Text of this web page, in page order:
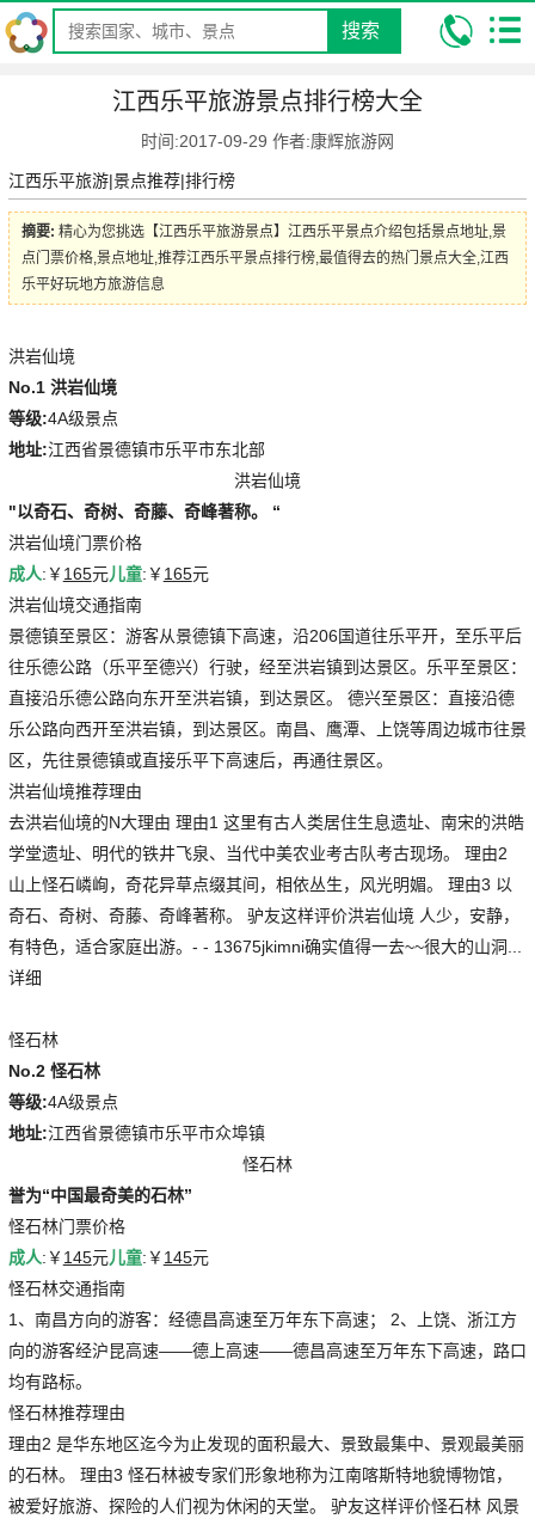
搜索
江西乐平旅游景点排行榜大全
时间:2017-09-29 作者:康辉旅游网
江西乐平旅游|景点推荐|排行榜
摘要: 精心为您挑选【江西乐平旅游景点】江西乐平景点介绍包括景点地址,景
点门票价格,景点地址,推荐江西乐平景点排行榜,最值得去的热门景点大全,江西
乐平好玩地方旅游信息
洪岩仙境
No.1 洪岩仙境
等级:4A级景点
地址:江西省景德镇市乐平市东北部
洪岩仙境
"以奇石、奇树、奇藤、奇峰著称。 “
洪岩仙境门票价格
成人:￥ 165元儿童:￥ 165元
洪岩仙境交通指南
景德镇至景区：游客从景德镇下高速，沿206国道往乐平开，至乐平后
往乐德公路（乐平至德兴）行驶，经至洪岩镇到达景区。乐平至景区：
直接沿乐德公路向东开至洪岩镇，到达景区。 德兴至景区：直接沿德
乐公路向西开至洪岩镇，到达景区。南昌、鹰潭、上饶等周边城市往景
区，先往景德镇或直接乐平下高速后，再通往景区。
洪岩仙境推荐理由
去洪岩仙境的N大理由 理由1 这里有古人类居住生息遗址、南宋的洪皓
学堂遗址、明代的铁井飞泉、当代中美农业考古队考古现场。 理由2
山上怪石嶙峋，奇花异草点缀其间，相依丛生，风光明媚。 理由3 以
奇石、奇树、奇藤、奇峰著称。 驴友这样评价洪岩仙境 人少，安静，
有特色，适合家庭出游。- - 13675jkimni确实值得一去~~很大的山洞...
详细
怪石林
No.2 怪石林
等级:4A级景点
地址:江西省景德镇市乐平市众埠镇
怪石林
誉为“中国最奇美的石林”
怪石林门票价格
成人:￥ 145元儿童:￥ 145元
怪石林交通指南
1、南昌方向的游客：经德昌高速至万年东下高速； 2、上饶、浙江方
向的游客经沪昆高速——德上高速——德昌高速至万年东下高速，路口
均有路标。
怪石林推荐理由
理由2 是华东地区迄今为止发现的面积最大、景致最集中、景观最美丽
的石林。 理由3 怪石林被专家们形象地称为江南喀斯特地貌博物馆，
被爱好旅游、探险的人们视为休闲的天堂。 驴友这样评价怪石林 风景